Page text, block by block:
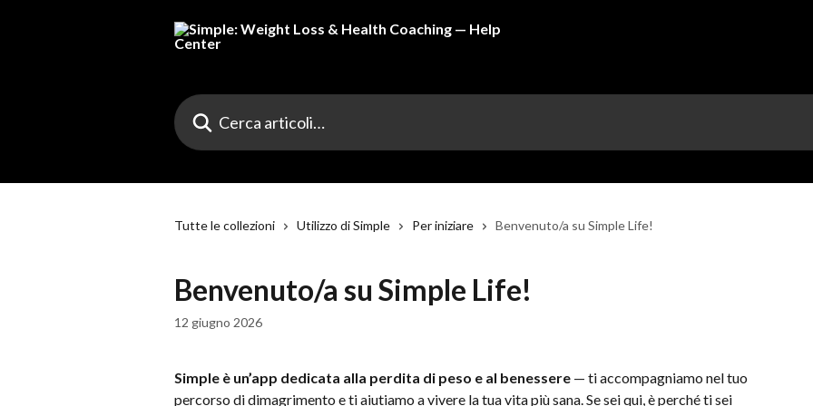
Cerca articoli…
Tutte le collezioni Utilizzo di Simple Per iniziare Benvenuto/a su Simple Life!
Benvenuto/a su Simple Life!
12 giugno 2026
Simple è un’app dedicata alla perdita di peso e al benessere — ti accompagniamo nel tuo
percorso di dimagrimento e ti aiutiamo a vivere la tua vita più sana. Se sei qui, è perché ti sei